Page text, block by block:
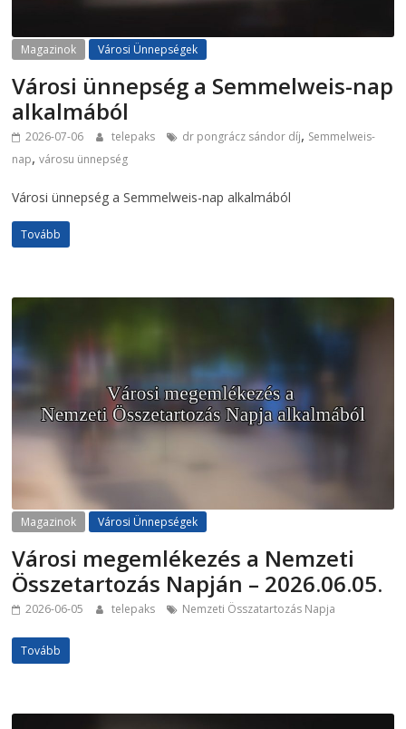
Magazinok Városi Ünnepségek
Városi ünnepség a Semmelweis-nap
alkalmából
2026-07-06 telepaks dr pongrácz sándor díj, Semmelweis-
nap,városu ünnepség
Városi ünnepség a Semmelweis-nap alkalmából
Tovább
Magazinok Városi Ünnepségek
Városi megemlékezés a Nemzeti
Összetartozás Napján – 2026.06.05.
2026-06-05 telepaks Nemzeti Összatartozás Napja
Tovább